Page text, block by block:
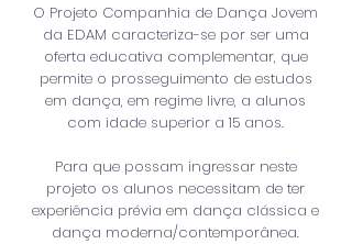
O Projeto Companhia de Dança Jovem
da EDAM caracteriza-se por ser uma
oferta educativa complementar, que
permite o prosseguimento de estudos
em dança, em regime livre, a alunos
com idade superior a 15 anos.
Para que possam ingressar neste
projeto os alunos necessitam de ter
experiência prévia em dança clássica e
dança moderna/contemporânea.